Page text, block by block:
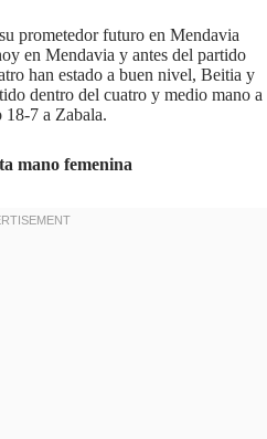
en Mendavia y antes del partido
han estado a buen nivel, Beitia y
dentro del cuatro y medio mano a
18-7 a Zabala.
mano femenina